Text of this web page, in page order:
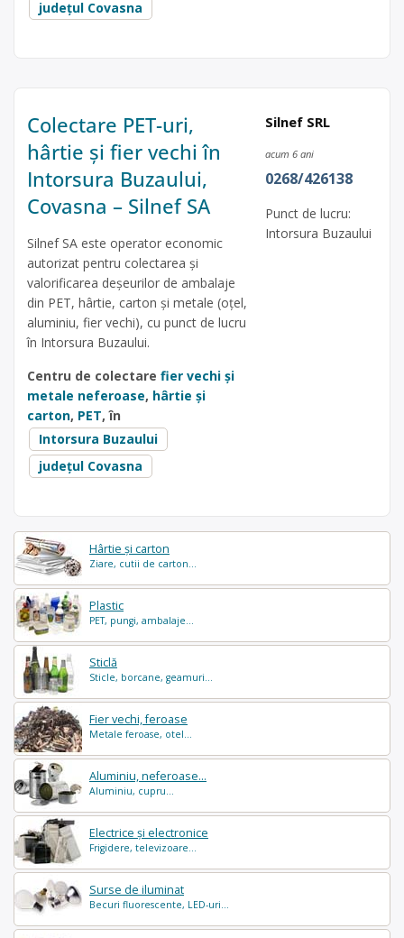
Hârtie și carton
Ziare, cutii de carton...
Plastic
PET, pungi, ambalaje...
Sticlă
Sticle, borcane, geamuri...
Fier vechi, feroase
Metale feroase, otel...
Aluminiu, neferoase...
Aluminiu, cupru...
Electrice și electronice
Frigidere, televizoare...
Surse de iluminat
Becuri fluorescente, LED-uri...
județul Covasna
Colectare PET-uri,
hârtie și fier vechi în
Intorsura Buzaului,
Covasna – Silnef SA
Silnef SA este operator economic
autorizat pentru colectarea și
valorificarea deșeurilor de ambalaje
din PET, hârtie, carton și metale (oțel,
aluminiu, fier vechi), cu punct de lucru
în Intorsura Buzaului.
Centru de colectare fier vechi și
metale neferoase, hârtie și
carton, PET, în
Intorsura Buzaului
județul Covasna
Silnef SRL
acum 6 ani
0268/426138
Punct de lucru:
Intorsura Buzaului